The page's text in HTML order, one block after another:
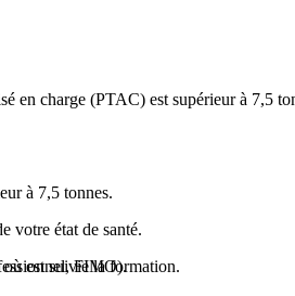
en charge (PTAC) est supérieur à 7,5
à 7,5 tonnes.
votre état de santé.
FIMO).
est suivie la formation.